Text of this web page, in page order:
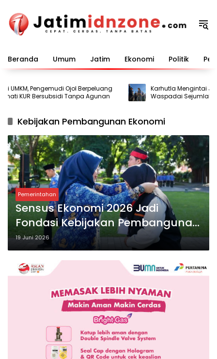
konten
Beranda Umum Jatim Ekonomi Politik
Pengemudi Ojol Berpeluang
KUR Bersubsidi Tanpa Agunan
Karhutla Mengintai
Waspadai Sejumlah
Kebakaran
Kebijakan Pembangunan Ekonomi
Pemerintahan
Sensus Ekonomi 2026 Jadi
Fondasi Kebijakan Pembangunan
Banyuwangi
19 Juni 2026